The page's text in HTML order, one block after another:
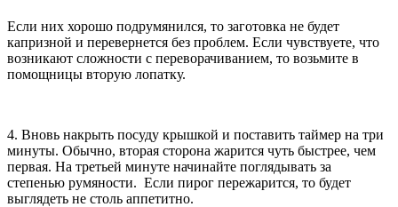
Если них хорошо подрумянился, то заготовка не будет
капризной и перевернется без проблем. Если чувствуете, что
возникают сложности с переворачиванием, то возьмите в
помощницы вторую лопатку.
4. Вновь накрыть посуду крышкой и поставить таймер на три
минуты. Обычно, вторая сторона жарится чуть быстрее, чем
первая. На третьей минуте начинайте поглядывать за
степенью румяности. Если пирог пережарится, то будет
выглядеть не столь аппетитно.